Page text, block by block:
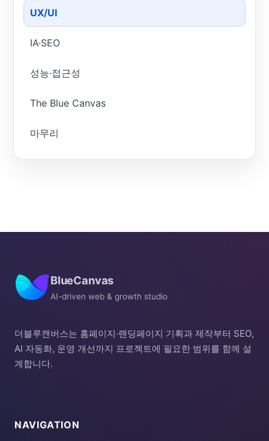
UX/UI
IA·SEO
성능·접근성
The Blue Canvas
마무리
BlueCanvas
AI-driven web & growth studio
더블루캔버스는 홈페이지·랜딩페이지 기획과 제작부터 SEO,
AI 자동화, 운영 개선까지 프로젝트에 필요한 범위를 함께 설
계합니다.
NAVIGATION